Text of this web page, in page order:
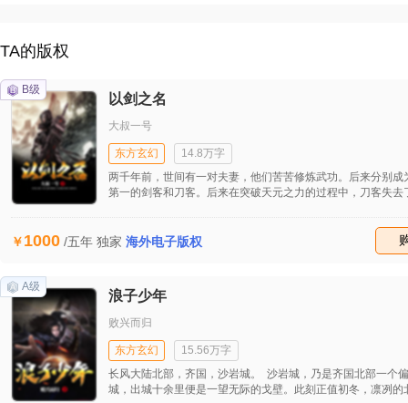
TA的版权
B级
以剑之名
大叔一号
东方玄幻
14.8万字
两千年前，世间有一对夫妻，他们苦苦修炼武功。后来分别成
第一的剑客和刀客。后来在突破天元之力的过程中，刀客失去
海。而剑则一直放在了地域里面。两千年以后，人类的另一个
皇苦与寂寞来到了刀山火海上面，无意间将上面的刀带回到了
风。
1000 /五年 独家 海外电子版权
A级
浪子少年
败兴而归
东方玄幻
15.56万字
长风大陆北部，齐国，沙岩城。 沙岩城，乃是齐国北部一个
城，出城十余里便是一望无际的戈壁。此刻正值初冬，凛冽的